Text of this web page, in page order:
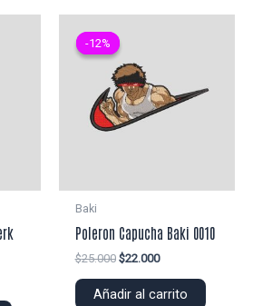
-12%
-12%
Baki
Poleron Capucha Baki 0010
$25.000 El
original
$22.000El
actual
Añadir al carrito